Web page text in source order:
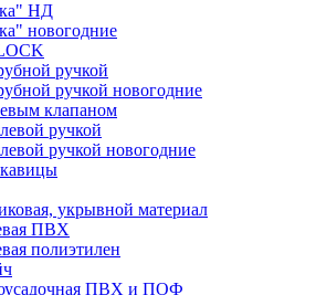
НД
новогодние
ручкой
ручкой новогодние
клапаном
ручкой
ручкой новогодние
укрывной материал
ПВХ
полиэтилен
ПВХ и ПОФ